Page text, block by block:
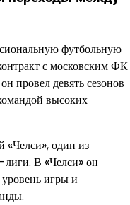
футбольную
с московским ФК
провел девять сезонов
высоких
«Челси», один из
В «Челси» он
игры и